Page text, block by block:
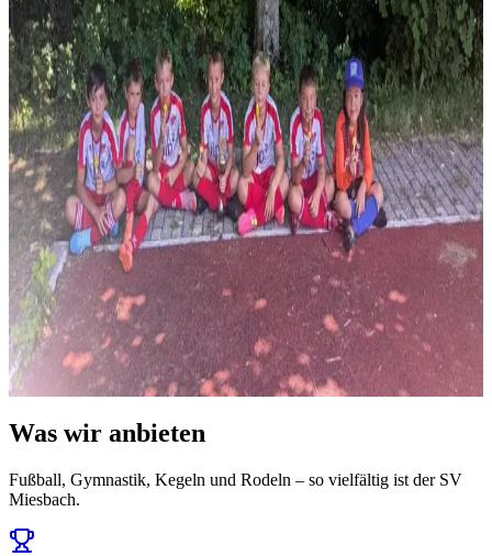
News
14. Juli 2026
Rückblick: 1. Fanclub Worldcup Rot-Weiß –
Endrunde auf unserem Hauptplatz
36 Teams von FC-Bayern-Fanclubs aus vier Ländern, ein
Wochenende voller Fußball – und das große Finale auf...
News
14. Juli 2026
Ausblick: Das erwartet uns in der Saison 2026/27
Die Ligeneinteilung steht und der Spielplan ist da: Auftakt am 25.
Juli daheim gegen den FC Töging – und da...
Alle News & Termine ansehen
Was wir anbieten
Fußball, Gymnastik, Kegeln und Rodeln – so vielfältig ist der SV
Miesbach.